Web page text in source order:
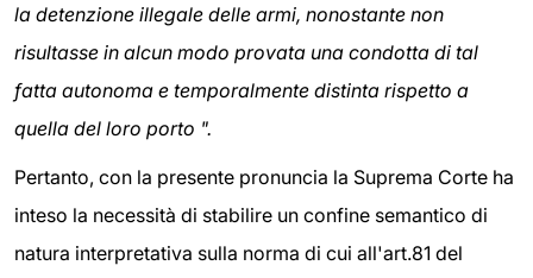
la detenzione illegale delle armi, nonostante non
risultasse in alcun modo provata una condotta di tal
fatta autonoma e temporalmente distinta rispetto a
quella del loro porto ".
Pertanto, con la presente pronuncia la Suprema Corte ha
inteso la necessità di stabilire un confine semantico di
natura interpretativa sulla norma di cui all'art.81 del